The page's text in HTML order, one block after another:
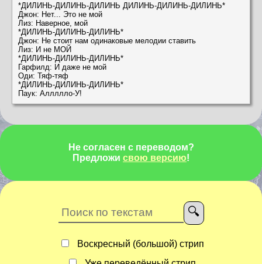
*ДИЛИНЬ-ДИЛИНЬ-ДИЛИНЬ ДИЛИНЬ-ДИЛИНЬ-ДИЛИНЬ*
Джон: Нет... Это не мой
Лиз: Наверное, мой
*ДИЛИНЬ-ДИЛИНЬ-ДИЛИНЬ*
Джон: Не стоит нам одинаковые мелодии ставить
Лиз: И не МОЙ
*ДИЛИНЬ-ДИЛИНЬ-ДИЛИНЬ*
Гарфилд: И даже не мой
Оди: Тяф-тяф
*ДИЛИНЬ-ДИЛИНЬ-ДИЛИНЬ*
Паук: Аллллло-У!
Не согласен с переводом?
Предложи свою версию!
Воскресный (большой) стрип